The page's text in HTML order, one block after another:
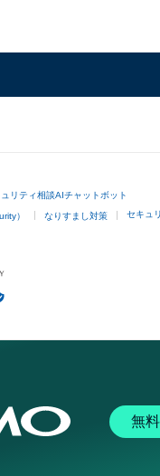
リティ相談AIチャットボット
） なりすまし対策 セキュ
無